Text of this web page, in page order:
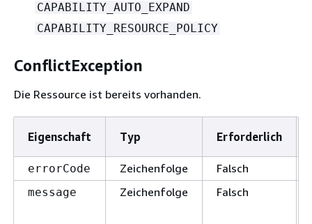
CAPABILITY_AUTO_EXPAND
CAPABILITY_RESOURCE_POLICY
ConflictException
Die Ressource ist bereits vorhanden.
Eigenschaft Typ Erforderlich
errorCode Zeichenfolge Falsch
message Zeichenfolge Falsch